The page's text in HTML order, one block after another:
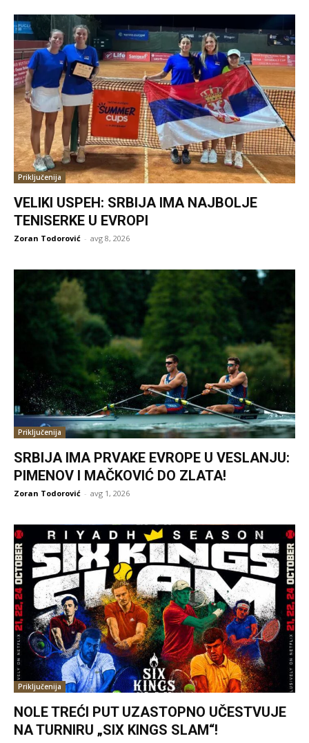
Priključenija
VELIKI USPEH: SRBIJA IMA NAJBOLJE
TENISERKE U EVROPI
Zoran Todorović - avg 8, 2026
Priključenija
SRBIJA IMA PRVAKE EVROPE U VESLANJU:
PIMENOV I MAČKOVIĆ DO ZLATA!
Zoran Todorović - avg 1, 2026
Priključenija
NOLE TREĆI PUT UZASTOPNO UČESTVUJE
NA TURNIRU „SIX KINGS SLAM“!